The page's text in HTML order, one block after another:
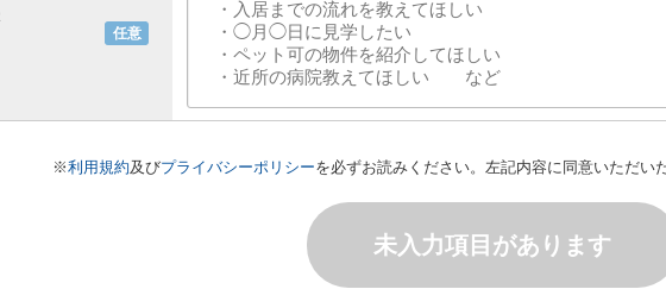
任意
※利用規約及びプライバシーポリシーを必ずお読みください。左記内容に同意いただい
未入力項目があります